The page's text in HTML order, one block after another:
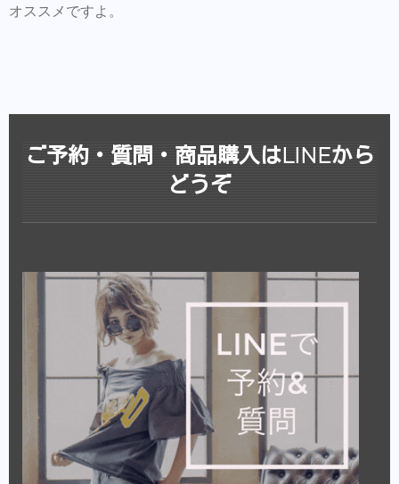
オススメですよ。
ご予約・質問・商品購入はLINEから
どうぞ